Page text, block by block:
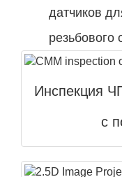
датчиков
резьбового
Инспекция
с